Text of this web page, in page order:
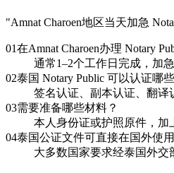
"Amnat Charoen地区当天加急
01在Amnat Charoen办理 Notary
通常1–2个工作日完成，加
02泰国 Notary Public 可以认证哪
签名认证、副本认证、翻译
03需要准备哪些材料？
本人身份证或护照原件，加
04泰国公证文件可直接在国外使
大多数国家要求经泰国外交